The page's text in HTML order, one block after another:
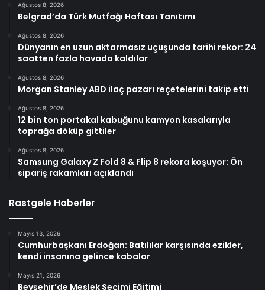
Ağustos 8, 2026
Belgrad’da Türk Mutfağı Haftası Tanıtımı
Ağustos 8, 2026
Dünyanın en uzun aktarmasız uçuşunda tarihi rekor: 24
saatten fazla havada kaldılar
Ağustos 8, 2026
Morgan Stanley ABD ilaç pazarı reçetelerini takip etti
Ağustos 8, 2026
12 bin ton portakal kabuğunu kamyon kasalarıyla
toprağa döküp gittiler
Ağustos 8, 2026
Samsung Galaxy Z Fold 8 & Flip 8 rekora koşuyor: Ön
sipariş rakamları açıklandı
Rastgele Haberler
Mayıs 13, 2026
Cumhurbaşkanı Erdoğan: Batılılar karşısında ezikler,
kendi insanına gelince kabalar
Mayıs 21, 2026
Beyşehir’de Meslek Seçimi Eğitimi